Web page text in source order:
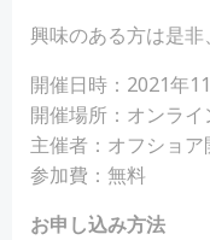
興味のある方は是非
開催日時：2021年
開催場所：オンライ
主催者：オフショア
参加費：無料
お申し込み方法